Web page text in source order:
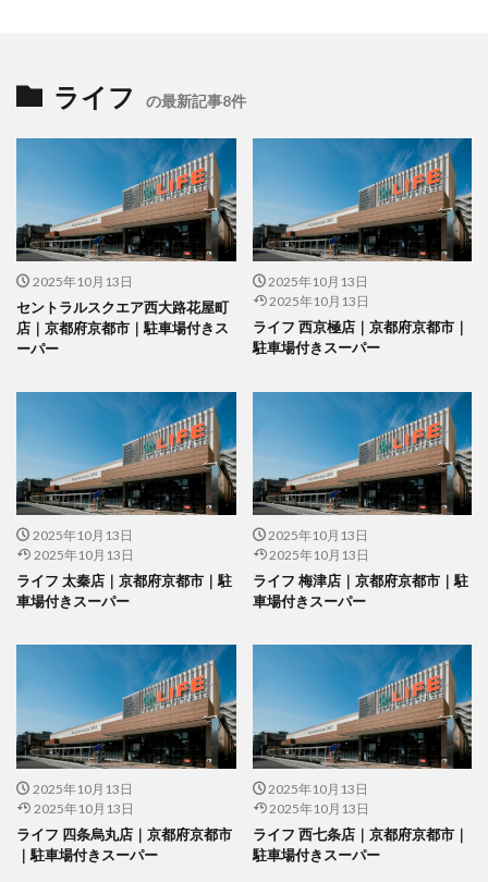
ライフ の最新記事8件
2025年10月13日
セントラルスクエア西大路花屋町
店｜京都府京都市｜駐車場付きス
ーパー
2025年10月13日
2025年10月13日
ライフ 西京極店｜京都府京都市｜
駐車場付きスーパー
2025年10月13日
2025年10月13日
ライフ 太秦店｜京都府京都市｜駐
車場付きスーパー
2025年10月13日
2025年10月13日
ライフ 梅津店｜京都府京都市｜駐
車場付きスーパー
2025年10月13日
2025年10月13日
ライフ 四条烏丸店｜京都府京都市
｜駐車場付きスーパー
2025年10月13日
2025年10月13日
ライフ 西七条店｜京都府京都市｜
駐車場付きスーパー